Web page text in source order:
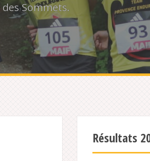
Sommets.
Résultats